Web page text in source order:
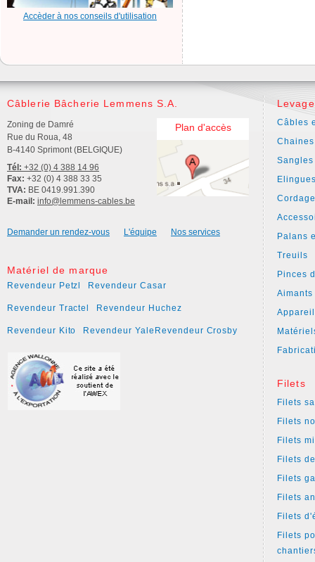
Accèder à nos conseils d'utilisation
Câblerie Bâcherie Lemmens S.A.
Plan d'accès
Zoning de Damré
Rue du Roua, 48
B-4140 Sprimont (BELGIQUE)
Tél: +32 (0) 4 388 14 96
Fax: +32 (0) 4 388 33 35
TVA: BE 0419.991.390
E-mail: info@lemmens-cables.be
Demander un rendez-vous L'équipe Nos services
Matériel de marque
Revendeur Petzl Revendeur Casar
Revendeur Tractel Revendeur Huchez
Revendeur Kito Revendeur Yale Revendeur Crosby
Câbles
Palans
Treuils
Pinces
Filets
Filets
Filets
Filets
Filets
Filets
Filets
Filets
Filets